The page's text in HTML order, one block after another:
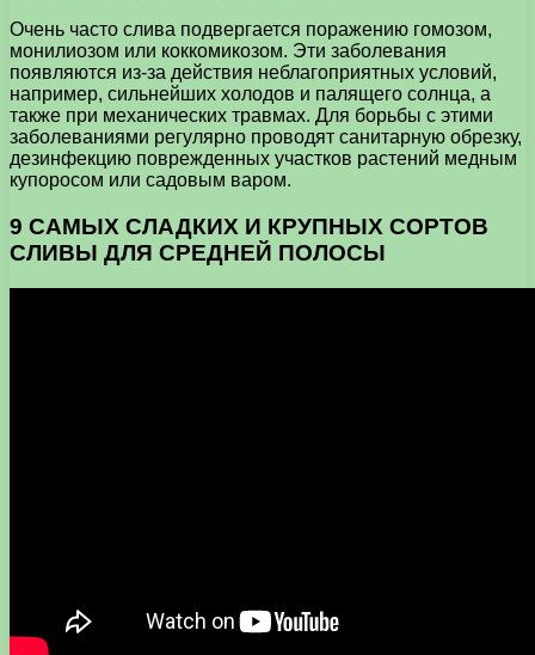
Очень часто слива подвергается поражению гомозом,
монилиозом или коккомикозом. Эти заболевания
появляются из-за действия неблагоприятных условий,
например, сильнейших холодов и палящего солнца, а
также при механических травмах. Для борьбы с этими
заболеваниями регулярно проводят санитарную обрезку,
дезинфекцию поврежденных участков растений медным
купоросом или садовым варом.
9 САМЫХ СЛАДКИХ И КРУПНЫХ СОРТОВ
СЛИВЫ ДЛЯ СРЕДНЕЙ ПОЛОСЫ